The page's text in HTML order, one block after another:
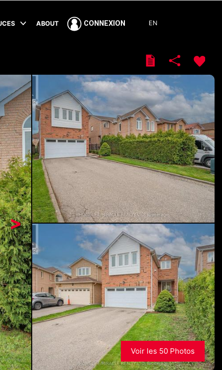
ABOUT CONNEXION EN
>
Voir les 50 Photos